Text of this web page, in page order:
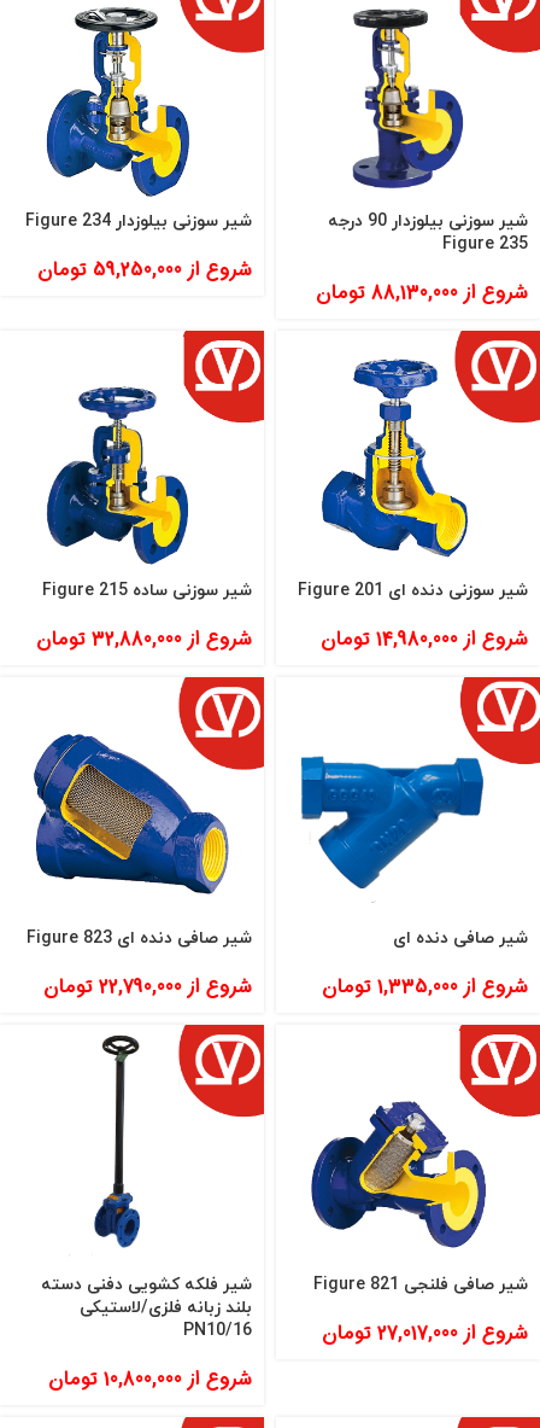
شیر سوزنی بیلوزدار 90 درجه
Figure 235
شروع از 88,130,000 تومان
شیر سوزنی بیلوزدار Figure 234
شروع از 59,250,000 تومان
شیر سوزنی دنده ای Figure 201
شروع از14,980,000 تومان
شیر سوزنی ساده Figure 215
شروع از32,880,000 تومان
شیر صافی دنده ای
شروع از 1,335,000 تومان
شیر صافی دنده ای Figure 823
شروع از 22,790,000 تومان
شیر صافی فلنجی Figure 821
شروع از27,017,000 تومان
شیر فلکه کشویی دفنی دسته
بلند زبانه فلزی/لاستیکی
16/PN10
شروع از10,800,000 تومان